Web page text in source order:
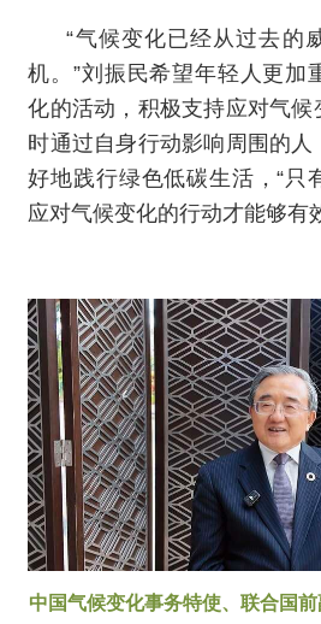
“气候变化已经从过去的
机。”刘振民希望年轻人更加
化的活动，积极支持应对气候
时通过自身行动影响周围的
好地践行绿色低碳生活，“只
应对气候变化的行动才能够有
中国气候变化事务特使、联合国